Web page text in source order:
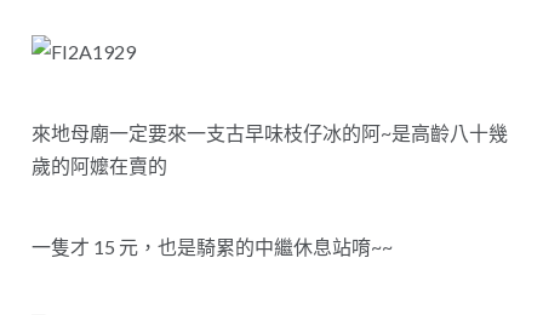
來地母廟一定要來一支古早味枝仔冰的阿~是高齡八十幾
歲的阿嬤在賣的
一隻才 15 元，也是騎累的中繼休息站唷~~